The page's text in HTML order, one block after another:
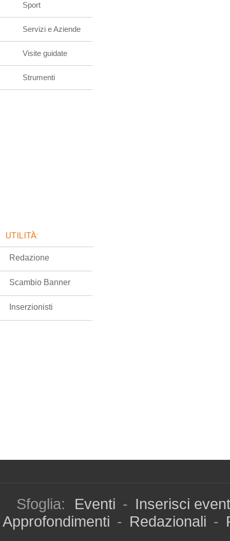
Sport
Servizi e Aziende
Visite guidate
Strumenti
UTILITÀ:
Redazione
Scambio Banner
Inserzionisti
Sfoglia: Eventi - Inserisci
Approfondimenti - Redazionali -